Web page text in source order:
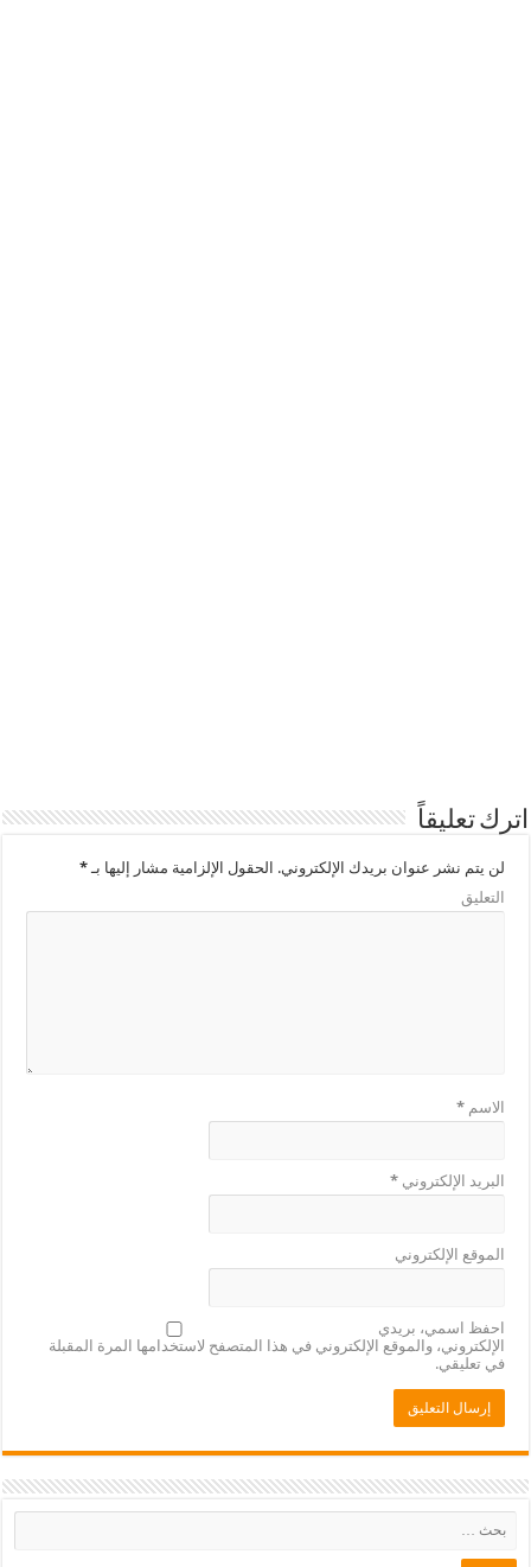
اترك تعليقاً
لن يتم نشر عنوان بريدك الإلكتروني. الحقول الإلزامية مشار إليها بـ*
التعليق
الاسم*
البريد الإلكتروني*
الموقع الإلكتروني
احفظ اسمي، بريدي
الإلكتروني، والموقع الإلكتروني في هذا المتصفح لاستخدامها المرة المقبلة
في تعليقي.